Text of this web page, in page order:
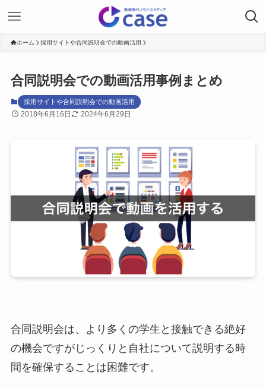
ホーム 採用サイトや合同説明会での動画活用
合同説明会での動画活用事例まとめ
採用サイトや合同説明会での動画活用
2018年6月16日 2024年6月29日
合同説明会は、より多くの学生と接触できる絶好
の機会ですがじっくりと自社について説明する時
間を確保することは困難です。